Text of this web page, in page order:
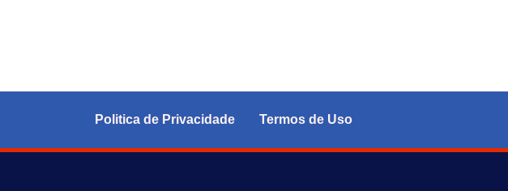
Politica de Privacidade Termos de Uso